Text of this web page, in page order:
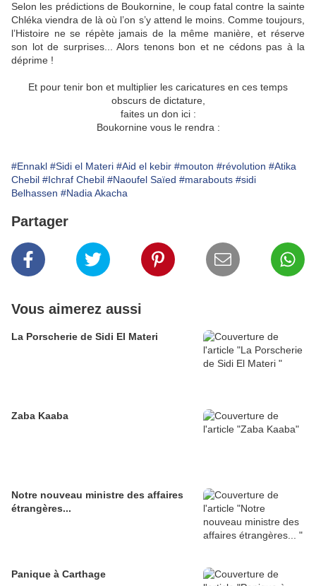
Selon les prédictions de Boukornine, le coup fatal contre la sainte
Chléka viendra de là où l’on s’y attend le moins. Comme toujours,
l’Histoire ne se répète jamais de la même manière, et réserve
son lot de surprises... Alors tenons bon et ne cédons pas à la
déprime !
Et pour tenir bon et multiplier les caricatures en ces temps
obscurs de dictature,
faites un don ici :
Boukornine vous le rendra :
#Ennakl #Sidi el Materi #Aid el kebir #mouton #révolution #Atika
Chebil #Ichraf Chebil #Naoufel Saïed #marabouts #sidi
Belhassen #Nadia Akacha
Partager
Vous aimerez aussi
La Porscherie de Sidi El Materi
Zaba Kaaba
Notre nouveau ministre des affaires
étrangères...
Panique à Carthage